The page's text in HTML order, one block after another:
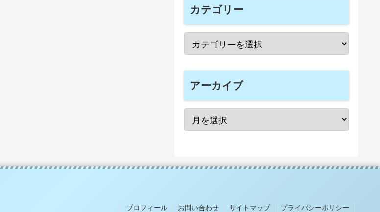
カテゴリー
アーカイブ
プロフィール お問い合わせ サイトマップ プライバシーポリシー